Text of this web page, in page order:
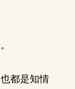
都是知情